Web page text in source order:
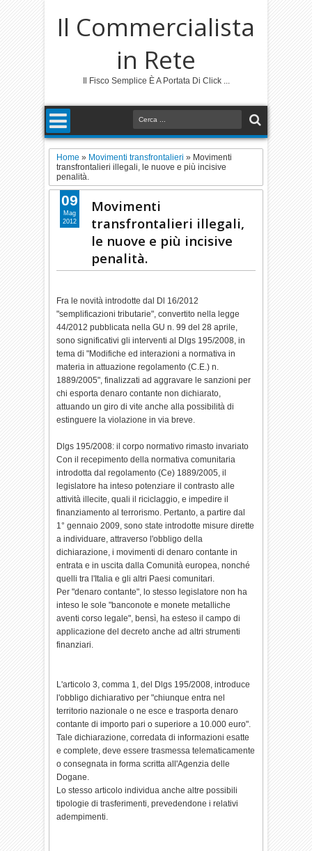
Il Commercialista
in Rete
Il Fisco Semplice È A Portata Di Click ...
Home » Movimenti transfrontalieri » Movimenti
transfrontalieri illegali, le nuove e più incisive
penalità.
Movimenti
transfrontalieri illegali,
le nuove e più incisive
penalità.
Fra le novità introdotte dal Dl 16/2012
"semplificazioni tributarie", convertito nella legge
44/2012 pubblicata nella GU n. 99 del 28 aprile,
sono significativi gli interventi al Dlgs 195/2008, in
tema di "Modifiche ed interazioni a normativa in
materia in attuazione regolamento (C.E.) n.
1889/2005", finalizzati ad aggravare le sanzioni per
chi esporta denaro contante non dichiarato,
attuando un giro di vite anche alla possibilità di
estinguere la violazione in via breve.
Dlgs 195/2008: il corpo normativo rimasto invariato
Con il recepimento della normativa comunitaria
introdotta dal regolamento (Ce) 1889/2005, il
legislatore ha inteso potenziare il contrasto alle
attività illecite, quali il riciclaggio, e impedire il
finanziamento al terrorismo. Pertanto, a partire dal
1° gennaio 2009, sono state introdotte misure dirette
a individuare, attraverso l'obbligo della
dichiarazione, i movimenti di denaro contante in
entrata e in uscita dalla Comunità europea, nonché
quelli tra l'Italia e gli altri Paesi comunitari.
Per "denaro contante", lo stesso legislatore non ha
inteso le sole "banconote e monete metalliche
aventi corso legale", bensì, ha esteso il campo di
applicazione del decreto anche ad altri strumenti
finanziari.
L'articolo 3, comma 1, del Dlgs 195/2008, introduce
l'obbligo dichiarativo per "chiunque entra nel
territorio nazionale o ne esce e trasporta denaro
contante di importo pari o superiore a 10.000 euro".
Tale dichiarazione, corredata di informazioni esatte
e complete, deve essere trasmessa telematicamente
o consegnata in forma scritta all'Agenzia delle
Dogane.
Lo stesso articolo individua anche altre possibili
tipologie di trasferimenti, prevedendone i relativi
adempimenti.
09
Mag
2012